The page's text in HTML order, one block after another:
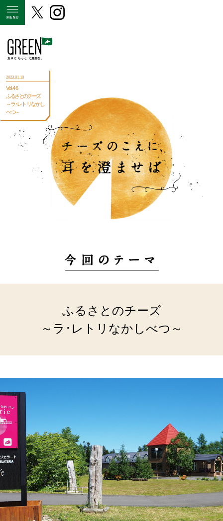
2023.01.10
Vol.46
ふるさとのチーズ
～ラ･レトリなかし
べつ～
ふるさとのチーズ
～ラ･レトリなかしべつ～